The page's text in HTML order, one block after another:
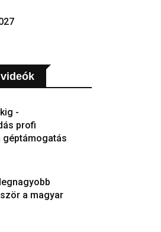
-
profi
géptámogatás
a magyar